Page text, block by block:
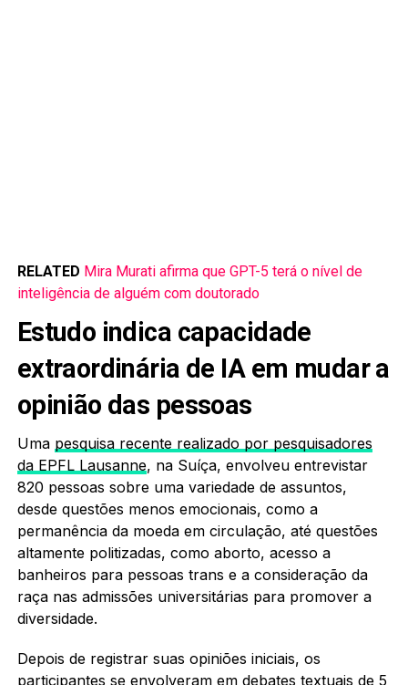
RELATED Mira Murati afirma que GPT-5 terá o nível de
inteligência de alguém com doutorado
Estudo indica capacidade
extraordinária de IA em mudar a
opinião das pessoas
Uma pesquisa recente realizado por pesquisadores
da EPFL Lausanne, na Suíça, envolveu entrevistar
820 pessoas sobre uma variedade de assuntos,
desde questões menos emocionais, como a
permanência da moeda em circulação, até questões
altamente politizadas, como aborto, acesso a
banheiros para pessoas trans e a consideração da
raça nas admissões universitárias para promover a
diversidade.
Depois de registrar suas opiniões iniciais, os
participantes se envolveram em debates textuais de 5